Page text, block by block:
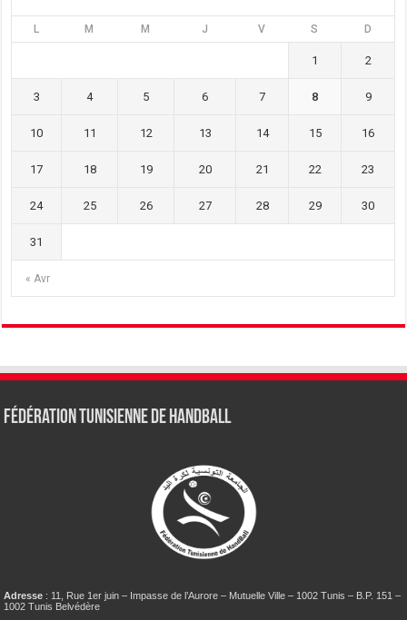
L M M J V S D
« Avr
1 2
3 4 5 6 7 8 9
10 11 12 13 14 15 16
17 18 19 20 21 22 23
24 25 26 27 28 29 30
31
Fédération tunisienne de Handball
Adresse : 11, Rue 1er juin – Impasse de l’Aurore – Mutuelle Ville – 1002 Tunis – B.P. 151 –
1002 Tunis Belvédère